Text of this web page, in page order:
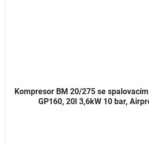
Kompresor BM 20/275 se
GP160, 20l 3,6kW 10 bar,